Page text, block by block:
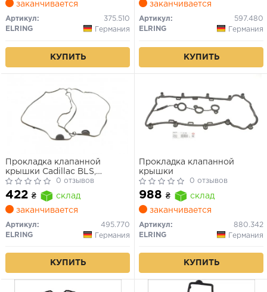
заканчивается
Артикул:
375.510
ELRING
Германия
КУПИТЬ
заканчивается
Артикул:
597.480
ELRING
Германия
КУПИТЬ
Прокладка клапанной
крышки Cadillac BLS,
Chevrolet Captiva, Opel
Vectra 1.8–2.4
0 отзывов
422 ₴
склад
заканчивается
Артикул:
495.770
ELRING
Германия
КУПИТЬ
Прокладка клапанной
крышки
0 отзывов
988 ₴
склад
заканчивается
Артикул:
880.342
ELRING
Германия
КУПИТЬ